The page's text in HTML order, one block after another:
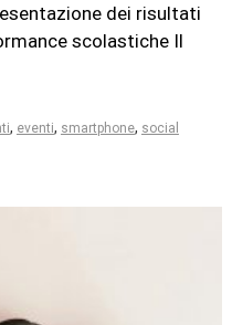
dei risultati
scolastiche Il
, eventi, smartphone, social